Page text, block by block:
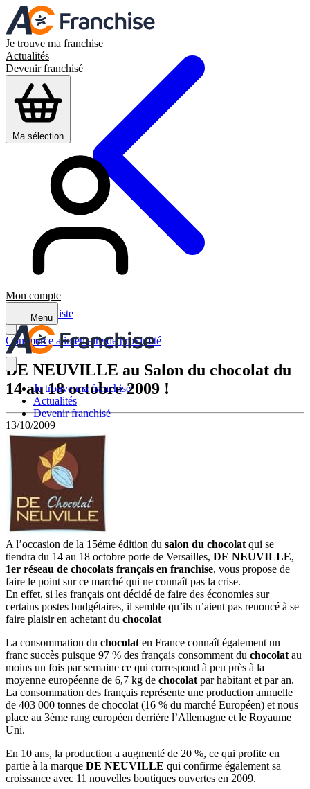
Je trouve ma franchise
Actualités
Devenir franchisé
Ma sélection
Mon compte
Menu
Je trouve ma franchise
Actualités
Devenir franchisé
Retour à la liste
Commerce alimentaire de proximité
DE NEUVILLE au Salon du chocolat du
14 au 18 octobre 2009 !
13/10/2009
A l’occasion de la 15éme édition du salon du chocolat qui se
tiendra du 14 au 18 octobre porte de Versailles, DE NEUVILLE,
1er réseau de chocolats français en franchise, vous propose de
faire le point sur ce marché qui ne connaît pas la crise.
En effet, si les français ont décidé de faire des économies sur
certains postes budgétaires, il semble qu’ils n’aient pas renoncé à se
faire plaisir en achetant du chocolat
La consommation du chocolat en France connaît également un
franc succès puisque 97 % des français consomment du chocolat au
moins un fois par semaine ce qui correspond à peu près à la
moyenne européenne de 6,7 kg de chocolat par habitant et par an.
La consommation des français représente une production annuelle
de 403 000 tonnes de chocolat (16 % du marché Européen) et nous
place au 3ème rang européen derrière l’Allemagne et le Royaume
Uni.
En 10 ans, la production a augmenté de 20 %, ce qui profite en
partie à la marque DE NEUVILLE qui confirme également sa
croissance avec 11 nouvelles boutiques ouvertes en 2009.